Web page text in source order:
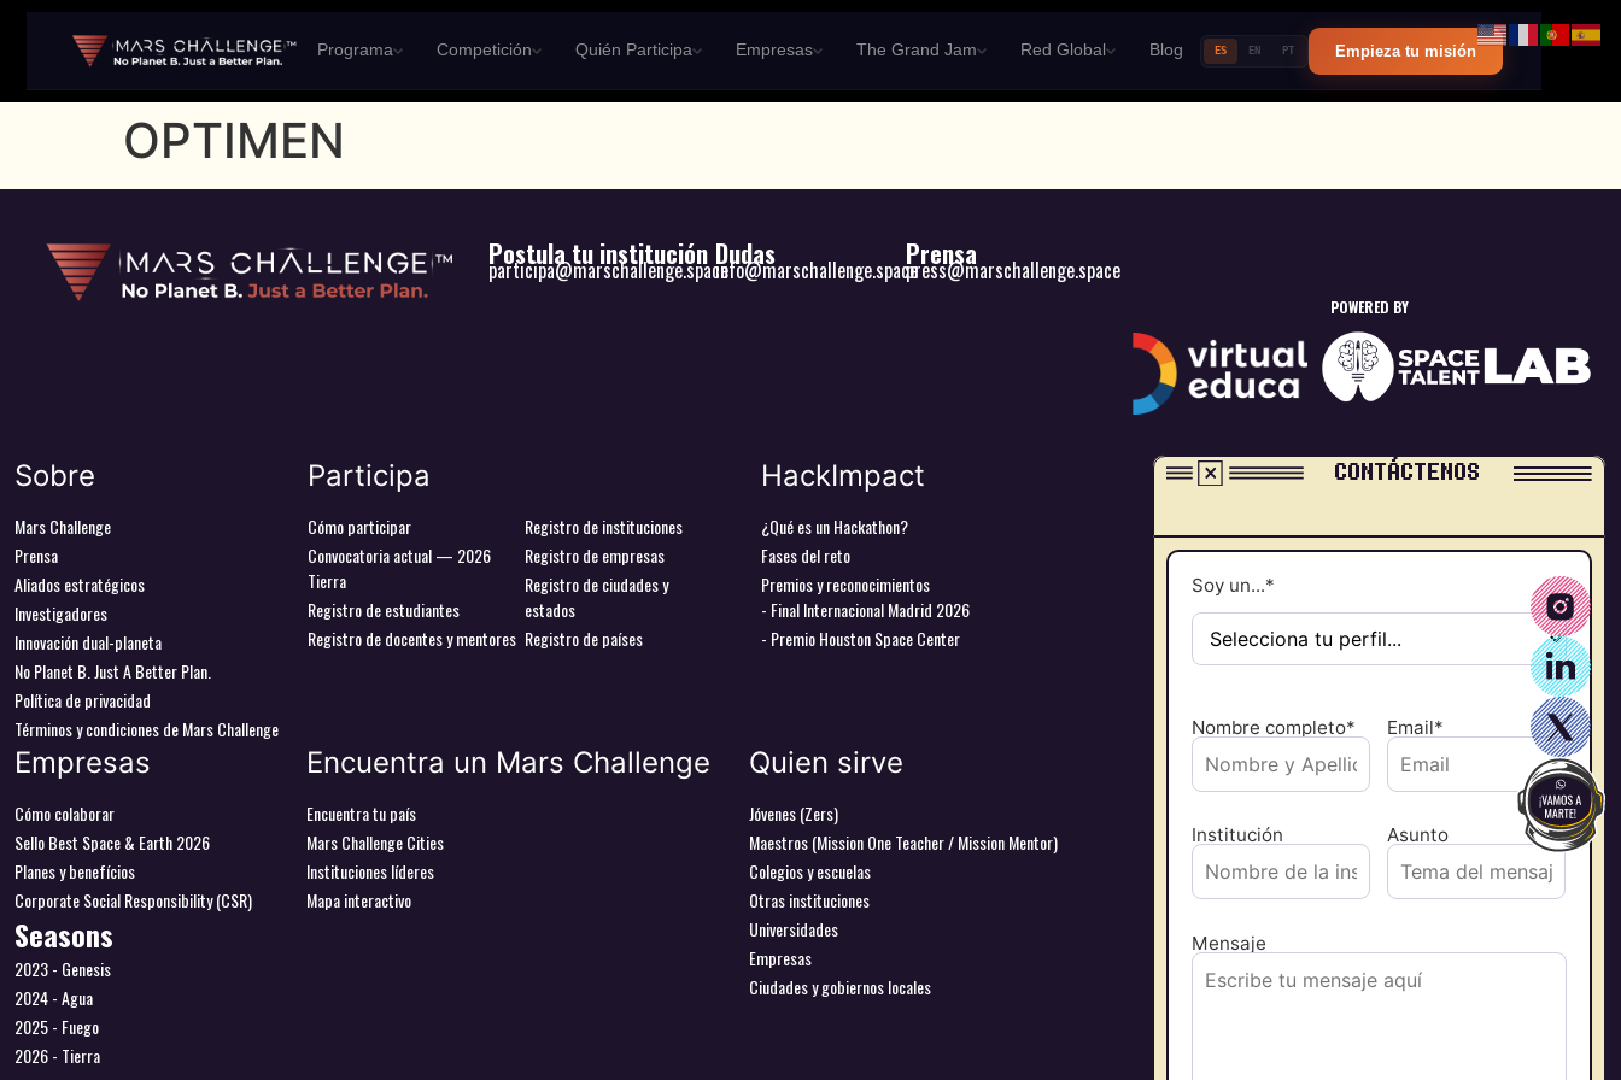
Programa Competición Quién Participa Empresas The Grand Jam Red Global Blog ES EN PT Empieza tu misión
OPTIMEN
Postula tu institución
participa@marschallenge.spaceDudas
info@marschallenge.spacePrensa
press@marschallenge.space
POWERED BY
Sobre
Mars Challenge
Prensa
Aliados estratégicos
Investigadores
Innovación dual-planeta
No Planet B. Just A Better Plan.
Política de privacidad
Términos y condiciones de Mars Challenge
Participa
Cómo participar
Convocatoria actual — 2026
Tierra
Registro de estudiantes
Registro de docentes y mentores
Registro de instituciones
Registro de empresas
Registro de ciudades y
estados
Registro de países
HackImpact
¿Qué es un Hackathon?
Fases del reto
Premios y reconocimientos
- Final Internacional Madrid 2026
- Premio Houston Space Center
Empresas
Cómo colaborar
Sello Best Space & Earth 2026
Planes y benefícios
Corporate Social Responsibility (CSR)
Seasons
2023 - Genesis
2024 - Agua
2025 - Fuego
2026 - Tierra
Encuentra un Mars Challenge
Encuentra tu país
Mars Challenge Cities
Instituciones líderes
Mapa interactivo
Quien sirve
Jóvenes (Zers)
Maestros (Mission One Teacher / Mission Mentor)
Colegios y escuelas
Otras instituciones
Universidades
Empresas
Ciudades y gobiernos locales
CONTÁCTENOS
Soy un...*
Nombre completo* Email*
Institución Asunto
Mensaje